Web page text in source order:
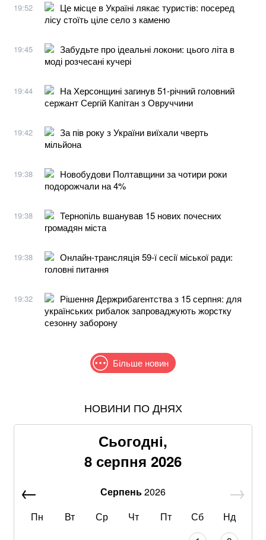
19:52
Це місце в Україні лякає туристів: посеред
лісу стоїть ціле село з каменю
19:45
Забудьте про ідеальні локони: цього літа в
моді розчесані кучері
19:44
На Херсонщині загинув 51-річний головний
сержант Сергій Капітан з Овруччини
19:42
За пів року з України виїхали чверть
мільйона
19:38
Новобудови Полтавщини за чотири роки
подорожчали на 4%
19:38
Тернопіль вшанував 15 нових почесних
громадян міста
19:38
Онлайн-трансляція 59-ї сесії міської ради:
головні питання
19:32
Рішення Держрибагентства з 15 серпня: для
українських рибалок запроваджують жорстку
сезонну заборону
Більше новин
В МЗС заявили, що слова Залужного щодо членства
Хвиля похолодання накриє Україну: Діденко назвала
дату завершення аномальної спеки
Що корисніше — кавун чи диня: експерти дали
Літній хіт: салат із кавуном, який готується за 10
НОВИНИ ПО ДНЯХ
Сьогодні,
8 серпня 2026
Серпень2026
Пн
Вт Ср Чт Пт Сб Нд